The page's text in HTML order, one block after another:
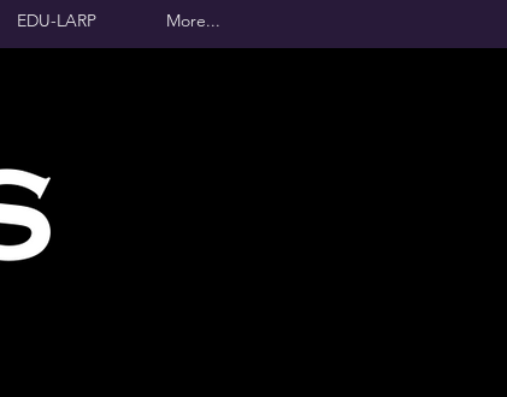
EDU-LARP More...